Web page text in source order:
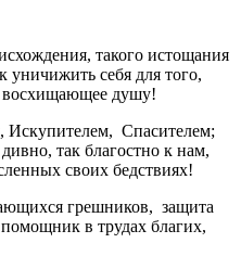
такого истощания
уничижить себя для того,
восхищающее душу!
Искупителем, Спасителем;
так благостно к нам,
своих бедствиях!
грешников, защита
в трудах благих,